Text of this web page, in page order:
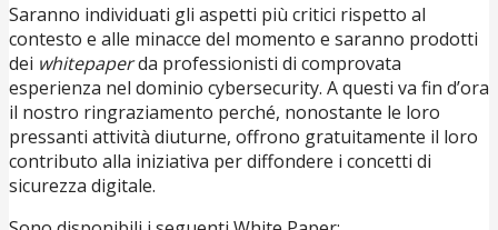
Saranno individuati gli aspetti più critici rispetto al
contesto e alle minacce del momento e saranno prodotti
dei whitepaperda professionisti di comprovata
esperienza nel dominio cybersecurity. A questi va fin d’ora
il nostro ringraziamento perché, nonostante le loro
pressanti attività diuturne, offrono gratuitamente il loro
contributo alla iniziativa per diffondere i concetti di
sicurezza digitale.